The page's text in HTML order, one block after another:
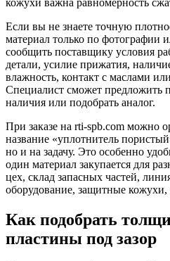
кожухи важна равномерность
Если вы не знаете точную
материал только по фотографии
сообщить поставщику условия
детали, усилие прижатия,
влажность, контакт с маслами
Специалист сможет предложить
наличия или подобрать аналог.
При заказе на rti-spb.com можно
название «уплотнитель
но и на задачу. Это особенно
один материал закупается для
цех, склад запасных частей,
оборудование, защитные
Как подобрать
пластины под зазор